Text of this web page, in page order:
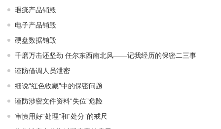
瑕疵产品销毁
电子产品销毁
硬盘数据销毁
千磨万击还坚劲 任尔东西南北风——记我经历的保密二三事
谨防借调人员泄密
细说“红色收藏”中的保密问题
谨防涉密文件资料“失位”危险
审慎用好“处理”和“处分”的戒尺